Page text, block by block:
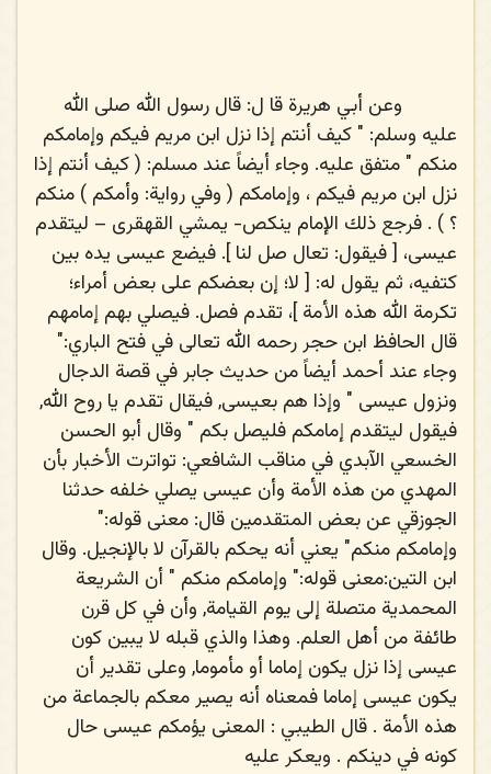
وعن أبي هريرة قا ل: قال رسول الله صلى الله
عليه وسلم: " كيف أنتم إذا نزل ابن مريم فيكم وإمامكم
منكم " متفق عليه. وجاء أيضاً عند مسلم: ( كيف أنتم إذا
نزل ابن مريم فيكم ، وإمامكم ( وفي رواية: وأمكم ) منكم
؟ ) . فرجع ذلك الإمام ينكص- يمشي القهقرى – ليتقدم
عيسى، [ فيقول: تعال صل لنا ]. فيضع عيسى يده بين
كتفيه، ثم يقول له: [ لا؛ إن بعضكم على بعض أمراء؛
تكرمة الله هذه الأمة ]، تقدم فصل. فيصلي بهم إمامهم
قال الحافظ ابن حجر رحمه الله تعالى في فتح الباري:"
وجاء عند أحمد أيضاً من حديث جابر في قصة الدجال
ونزول عيسى " وإذا هم بعيسى, فيقال تقدم يا روح الله,
فيقول ليتقدم إمامكم فليصل بكم " وقال أبو الحسن
الخسعي الآبدي في مناقب الشافعي: تواترت الأخبار بأن
المهدي من هذه الأمة وأن عيسى يصلي خلفه حدثنا
الجوزقي عن بعض المتقدمين قال: معنى قوله:"
وإمامكم منكم" يعني أنه يحكم بالقرآن لا بالإنجيل. وقال
ابن التين:معنى قوله:" وإمامكم منكم " أن الشريعة
المحمدية متصلة إلى يوم القيامة, وأن في كل قرن
طائفة من أهل العلم. وهذا والذي قبله لا يبين كون
عيسى إذا نزل يكون إماما أو مأموما, وعلى تقدير أن
يكون عيسى إماما فمعناه أنه يصير معكم بالجماعة من
هذه الأمة . قال الطيبي : المعنى يؤمكم عيسى حال
كونه في دينكم . ويعكر عليه